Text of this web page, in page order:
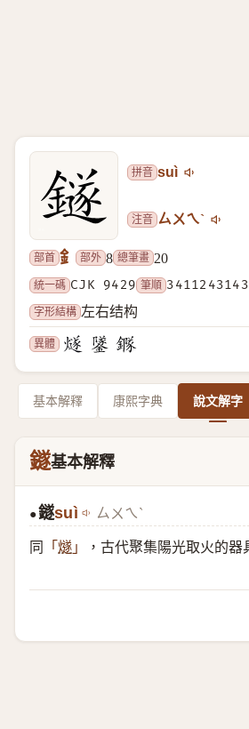
拼音 suì
注音 ㄙㄨㄟˋ
部首 釒 部外 8 總筆畫 20
統一碼 CJK 9429 筆順
字形結構 左右结构
異體
基本解釋 康熙字典 說文解字
鐩基本解釋
●鐩suì ㄙㄨㄟˋ
同 「 燧 」 ，古代聚集陽光取火的器